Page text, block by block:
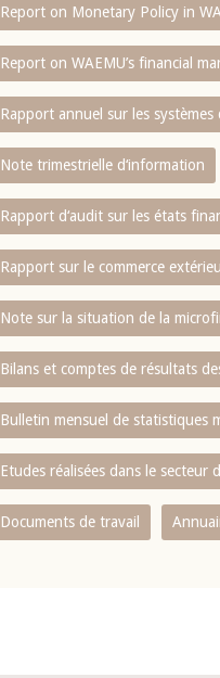
Report on Monetary Policy in
Report on WAEMU’s financial
Rapport annuel sur les systèmes
Note trimestrielle d‘information
Rapport d‘audit sur les états
Rapport sur le commerce
Note sur la situation de la
Bilans et comptes de résultats
Bulletin mensuel de statistiques
Etudes réalisées dans le secteur
Documents de travail